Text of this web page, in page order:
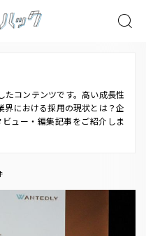
たコンテンツです。高い成長性
界における採用の現状とは？企
ュー・編集記事をご紹介しま